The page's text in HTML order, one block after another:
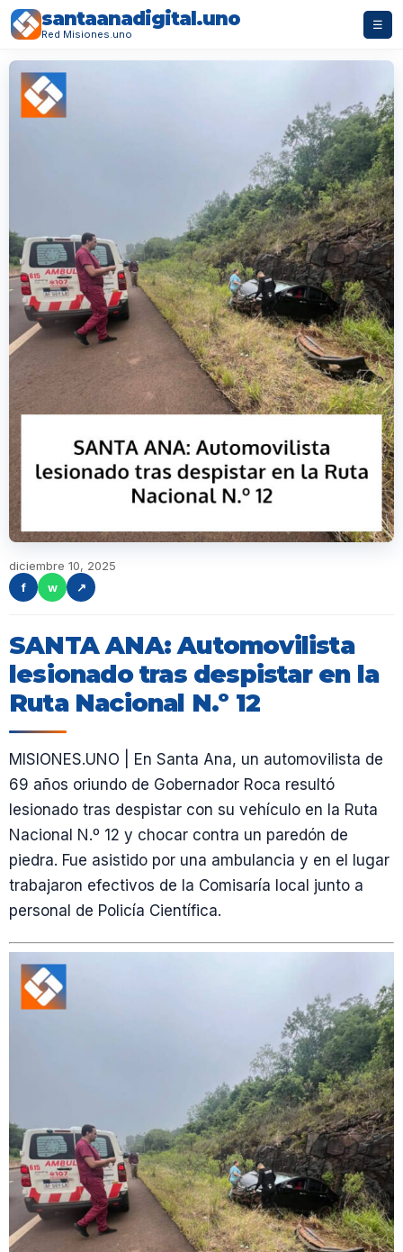
santaanadigital.uno
Red Misiones.uno
☰
diciembre 10, 2025
f
w ↗
SANTA ANA: Automovilista
lesionado tras despistar en la
Ruta Nacional N.º 12
MISIONES.UNO | En Santa Ana, un automovilista de
69 años oriundo de Gobernador Roca resultó
lesionado tras despistar con su vehículo en la Ruta
Nacional N.º 12 y chocar contra un paredón de
piedra. Fue asistido por una ambulancia y en el lugar
trabajaron efectivos de la Comisaría local junto a
personal de Policía Científica.